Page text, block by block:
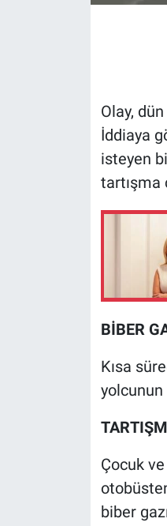
Olay,
İddiaya
isteyen
tartışma
BİBER
Kısa
yolcunun
Çocuk
biber
Ne demişti